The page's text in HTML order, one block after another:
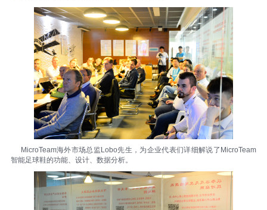
MicroTeam海外市场总监Lobo先生，为企业代表们详细解说了MicroTeam
智能足球鞋的功能、设计、数据分析。